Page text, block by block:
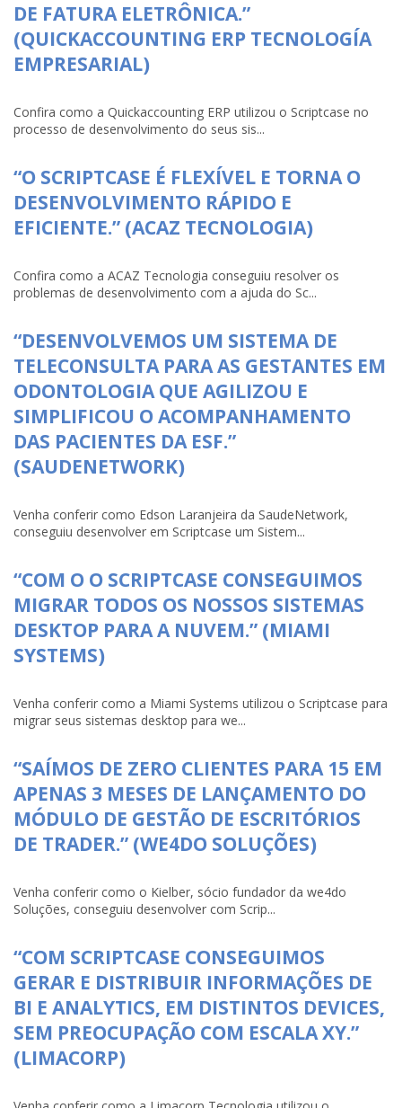
DE FATURA ELETRÔNICA.”
(QUICKACCOUNTING ERP TECNOLOGÍA
EMPRESARIAL)
Confira como a Quickaccounting ERP utilizou o Scriptcase no
processo de desenvolvimento do seus sis...
“O SCRIPTCASE É FLEXÍVEL E TORNA O
DESENVOLVIMENTO RÁPIDO E
EFICIENTE.” (ACAZ TECNOLOGIA)
Confira como a ACAZ Tecnologia conseguiu resolver os
problemas de desenvolvimento com a ajuda do Sc...
“DESENVOLVEMOS UM SISTEMA DE
TELECONSULTA PARA AS GESTANTES EM
ODONTOLOGIA QUE AGILIZOU E
SIMPLIFICOU O ACOMPANHAMENTO
DAS PACIENTES DA ESF.”
(SAUDENETWORK)
Venha conferir como Edson Laranjeira da SaudeNetwork,
conseguiu desenvolver em Scriptcase um Sistem...
“COM O O SCRIPTCASE CONSEGUIMOS
MIGRAR TODOS OS NOSSOS SISTEMAS
DESKTOP PARA A NUVEM.” (MIAMI
SYSTEMS)
Venha conferir como a Miami Systems utilizou o Scriptcase para
migrar seus sistemas desktop para we...
“SAÍMOS DE ZERO CLIENTES PARA 15 EM
APENAS 3 MESES DE LANÇAMENTO DO
MÓDULO DE GESTÃO DE ESCRITÓRIOS
DE TRADER.” (WE4DO SOLUÇÕES)
Venha conferir como o Kielber, sócio fundador da we4do
Soluções, conseguiu desenvolver com Scrip...
“COM SCRIPTCASE CONSEGUIMOS
GERAR E DISTRIBUIR INFORMAÇÕES DE
BI E ANALYTICS, EM DISTINTOS DEVICES,
SEM PREOCUPAÇÃO COM ESCALA XY.”
(LIMACORP)